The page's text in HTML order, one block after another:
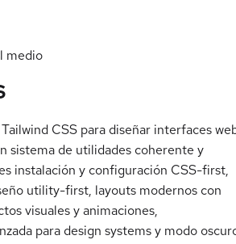
medio
CSS para diseñar interfaces
sistema de utilidades coherente y
instalación y configuración CSS-first,
utility-first, layouts modernos con
visuales y animaciones,
para design systems y modo